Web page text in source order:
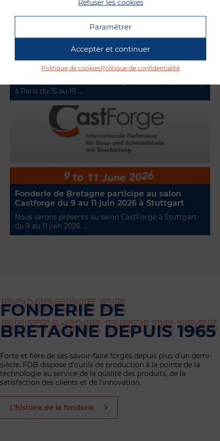
Accepter et continuer
Refuser les cookies
Paramétrer
Politique de cookiesPolitique de confidentialité
Fonderie de Bretagne participe au salon
Eurosatory du 15 au 19 juin 2026 à Paris
Retrouvez la Fonderie de Bretagne au salon Eurosatory
à Paris du 15 au 19 ...
Fonderie de Bretagne participe au salon
Castforge du 9 au 11 juin 2026 à Stuttgart
Nous serons présents au salon CastForge à Stuttgart
du 9 au 11 juin 2026. ...
FONDERIE DE
BRETAGNE DEPUIS 1965
Forte et fière de ses savoir-faire forgés depuis plus d’un demi-
siècle, FDB dispose d’outils de production à la pointe de la
technologie au service de la qualité des produits, de la
satisfaction des clients et de l’innovation.
L'histoire de la fonderie